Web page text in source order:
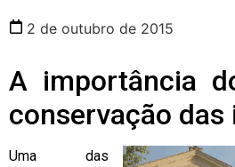
2 de outubro de 2015
A importância
conservação das
Uma das